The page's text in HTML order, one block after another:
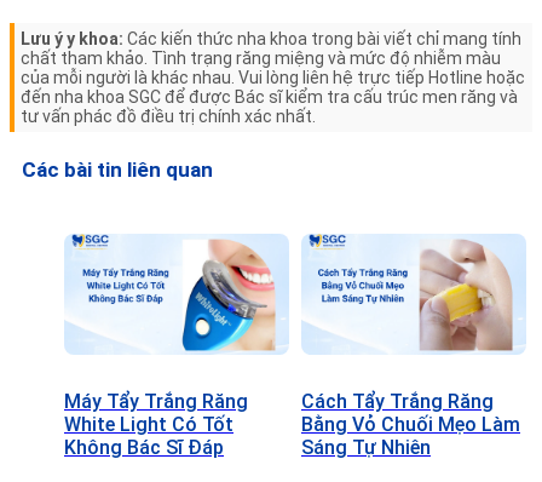
Lưu ý y khoa: Các kiến thức nha khoa trong bài viết chỉ mang tính
chất tham khảo. Tình trạng răng miệng và mức độ nhiễm màu
của mỗi người là khác nhau. Vui lòng liên hệ trực tiếp Hotline hoặc
đến nha khoa SGC để được Bác sĩ kiểm tra cấu trúc men răng và
tư vấn phác đồ điều trị chính xác nhất.
Các bài tin liên quan
Máy Tẩy Trắng Răng
White Light Có Tốt
Không Bác Sĩ Đáp
Cách Tẩy Trắng Răng
Bằng Vỏ Chuối Mẹo Làm
Sáng Tự Nhiên